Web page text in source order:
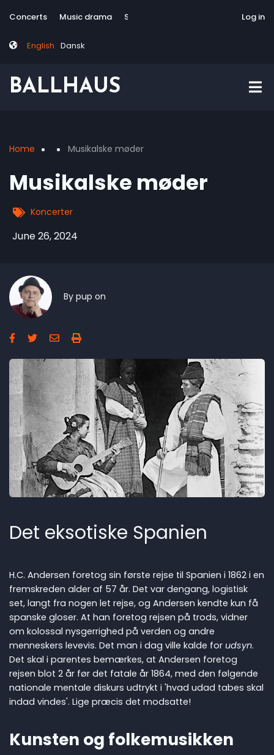
to
content
Tag
Concerts Music drama Site-responsive Via Artis Konsort
English Dansk
Log in
BALLHAUS
Home Musikalske møder
Musikalske møder
Koncerter
June 26, 2024
By pup on
Det eksotiske Spanien
H.C. Andersen foretog sin første rejse til Spanien i 1862 i en
fremskreden alder af 57 år. Det var dengang, logistisk
set, langt fra nogen let rejse, og Andersen kendte kun få
spanske gloser. At han foretog rejsen på trods, vidner
om kolossal nysgerrighed på verden og andre
menneskers levevis. Det man i dag ville kalde for udsyn.
Det skal i parentes bemærkes, at Andersen foretog
rejsen blot 2 år før det fatale år 1864, med den følgende
nationale mentale diskurs udtrykt i 'hvad udad tabes skal
indad vindes'. Lige præcis det modsatte!
Kunsten og folkemusikken